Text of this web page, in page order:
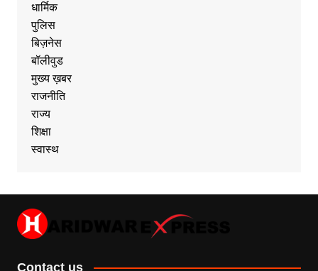
धार्मिक
पुलिस
बिज़नेस
बॉलीवुड
मुख्य ख़बर
राजनीति
राज्य
शिक्षा
स्वास्थ
Contact us